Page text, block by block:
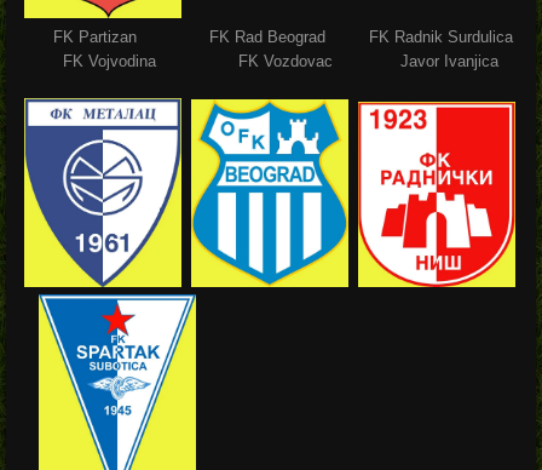
FK Partizan FK Rad Beograd FK Radnik Surdulica
FK Vojvodina FK Vozdovac Javor Ivanjica